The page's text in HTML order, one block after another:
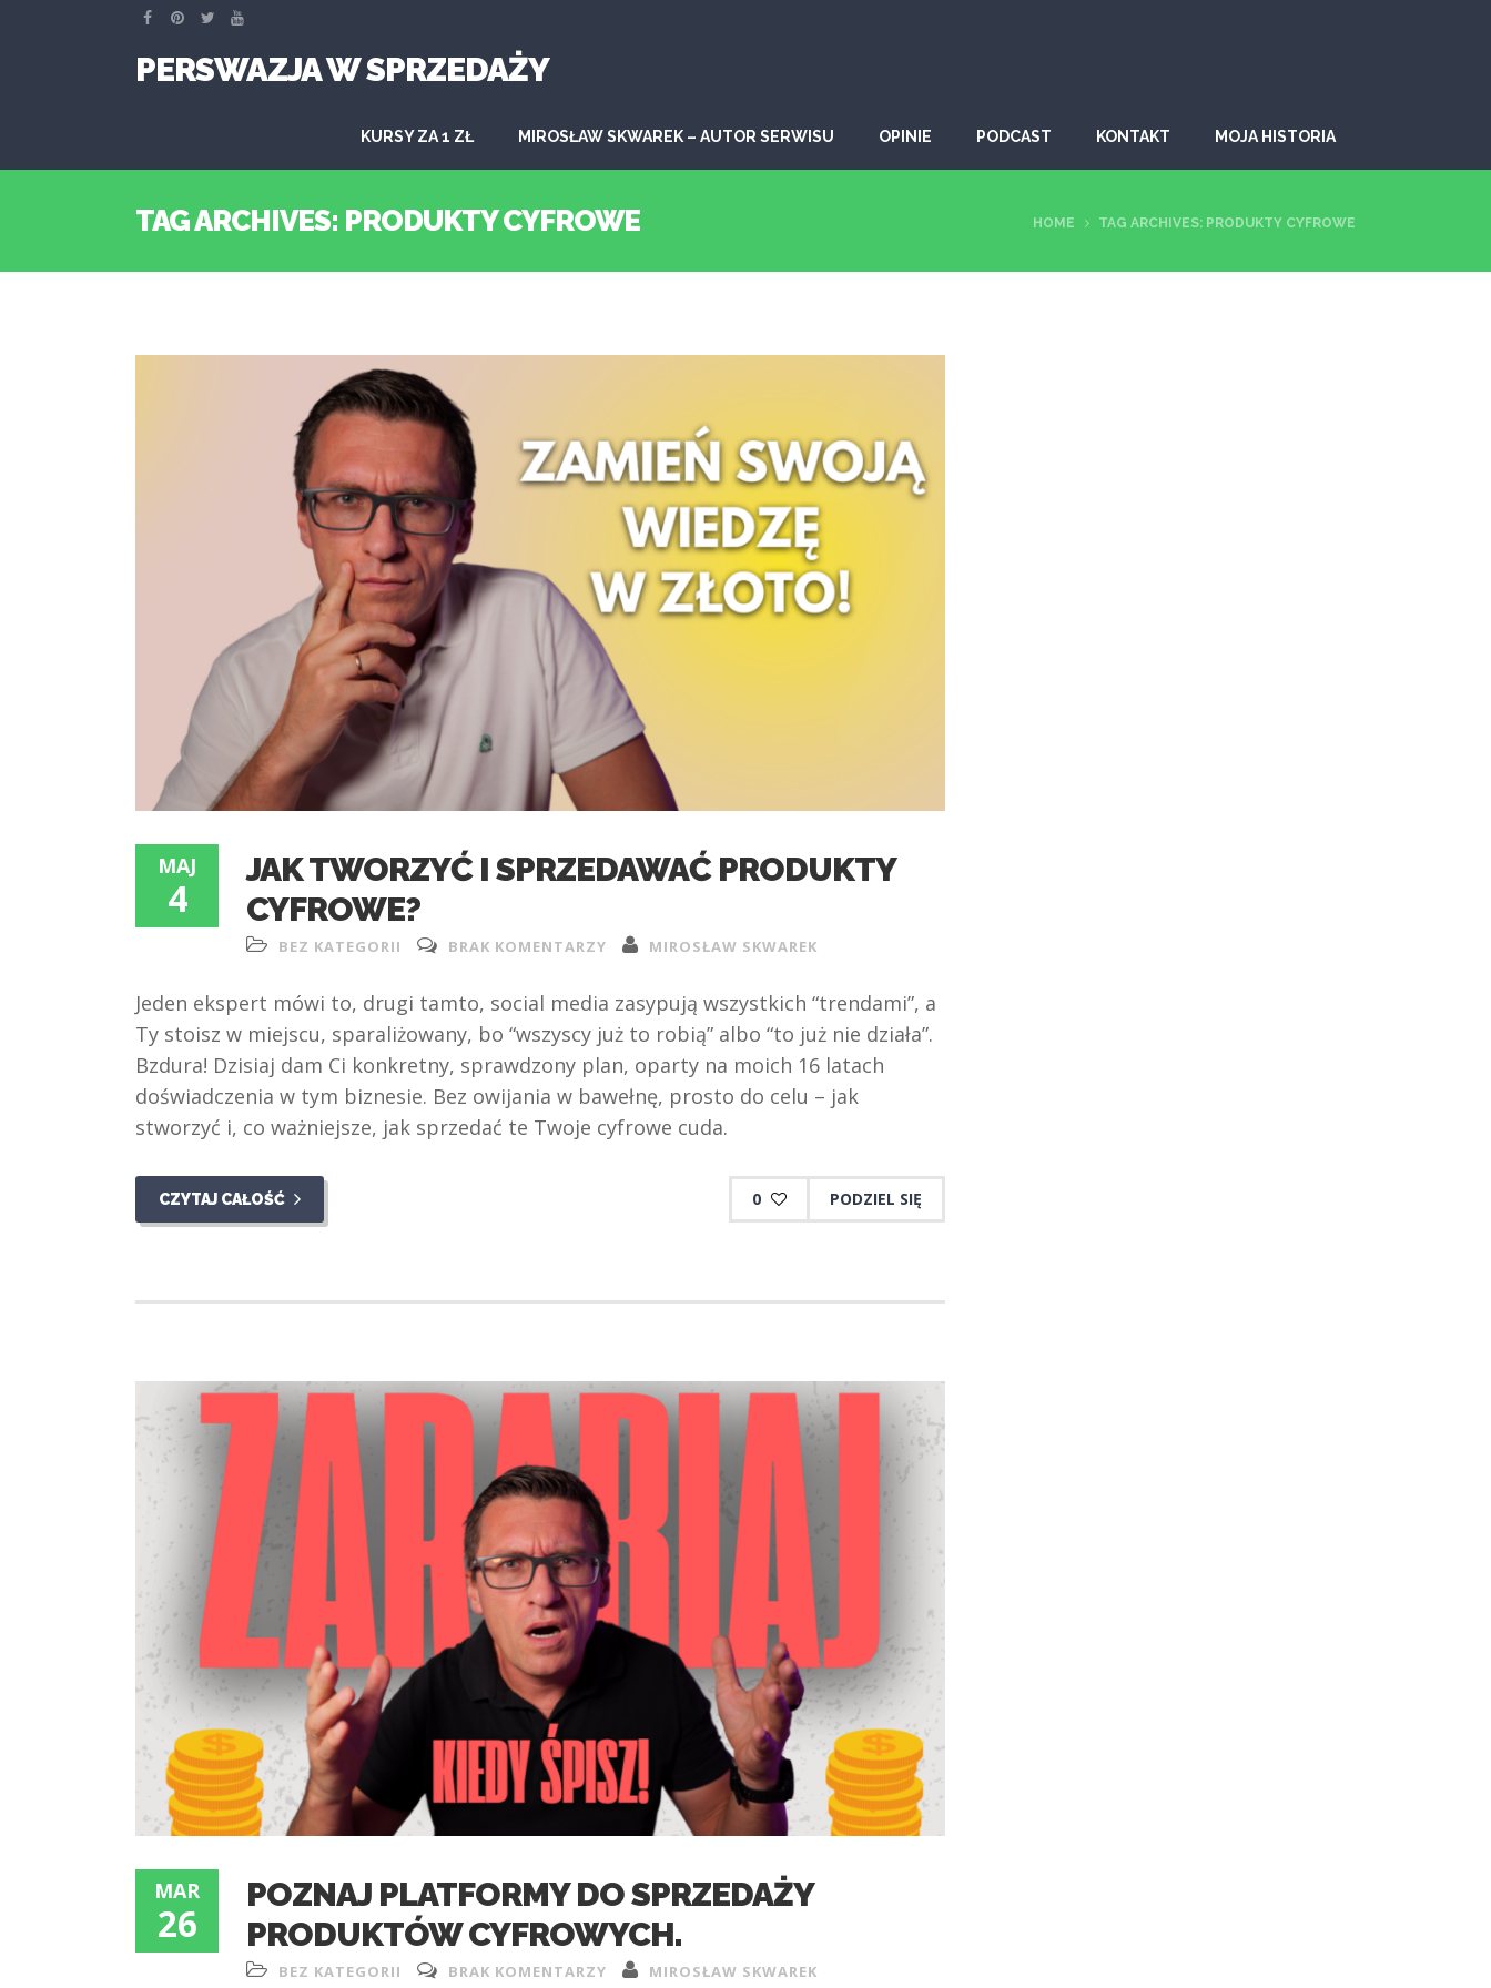
PERSWAZJA W SPRZEDAŻY
KURSY ZA 1 ZŁ MIROSŁAW SKWAREK – AUTOR SERWISU OPINIE PODCAST KONTAKT MOJA HISTORIA
TAG ARCHIVES: PRODUKTY CYFROWE HOME TAG ARCHIVES: PRODUKTY CYFROWE
MAJ
4
JAK TWORZYĆ I SPRZEDAWAĆ PRODUKTY
CYFROWE?
BEZ KATEGORII BRAK KOMENTARZY MIROSŁAW SKWAREK
Jeden ekspert mówi to, drugi tamto, social media zasypują wszystkich “trendami”, a
Ty stoisz w miejscu, sparaliżowany, bo “wszyscy już to robią” albo “to już nie działa”.
Bzdura! Dzisiaj dam Ci konkretny, sprawdzony plan, oparty na moich 16 latach
doświadczenia w tym biznesie. Bez owijania w bawełnę, prosto do celu – jak
stworzyć i, co ważniejsze, jak sprzedać te Twoje cyfrowe cuda.
CZYTAJ CAŁOŚĆ 0 PODZIEL SIĘ
MAR
26
POZNAJ PLATFORMY DO SPRZEDAŻY
PRODUKTÓW CYFROWYCH.
BEZ KATEGORII BRAK KOMENTARZY MIROSŁAW SKWAREK